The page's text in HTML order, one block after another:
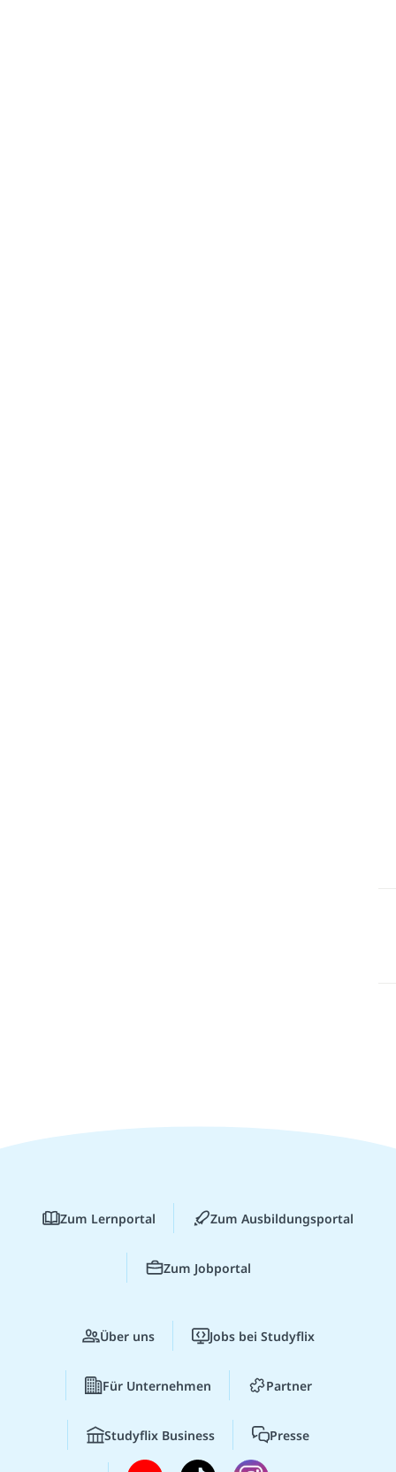
Zum Lernportal Zum Ausbildungsportal
Zum Jobportal
Über uns Jobs bei Studyflix
Für Unternehmen Partner
Studyflix Business Presse